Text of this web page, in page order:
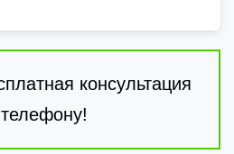
консультация